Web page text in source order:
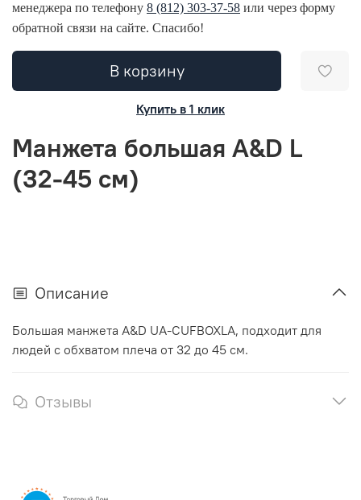
менеджера по телефону 8 (812) 303-37-58 или через форму
обратной связи на сайте. Спасибо!
В корзину
Купить в 1 клик
Манжета большая A&D L
(32-45 см)
Описание
Большая манжета A&D UA-CUFBOXLA, подходит для
людей с обхватом плеча от 32 до 45 см.
Отзывы